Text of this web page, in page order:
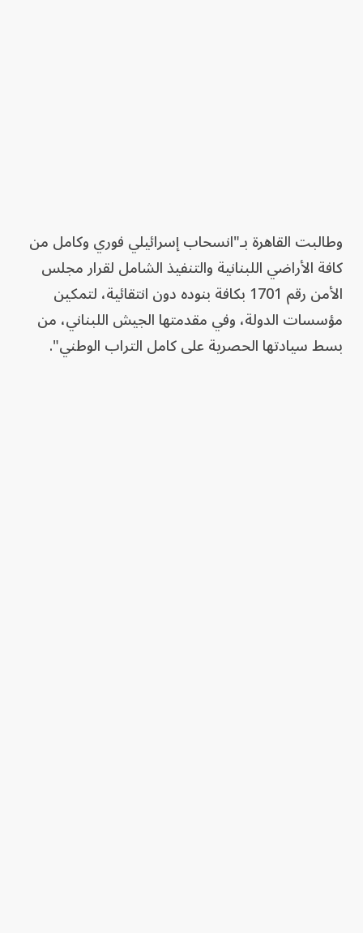
وطالبت القاهرة بـ"انسحاب إسرائيلي فوري وكامل من
كافة الأراضي اللبنانية والتنفيذ الشامل لقرار مجلس
الأمن رقم 1701 بكافة بنوده دون انتقائية، لتمكين
مؤسسات الدولة، وفي مقدمتها الجيش اللبناني، من
بسط سيادتها الحصرية على كامل التراب الوطني".